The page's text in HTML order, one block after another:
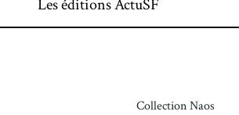
Les éditions ActuSF
Collection Naos